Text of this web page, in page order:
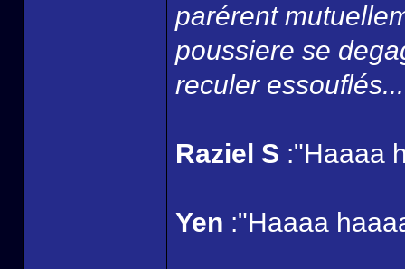
parérent
poussiere se
reculer
Raziel S :"Haaaa
Yen :"Haaaa